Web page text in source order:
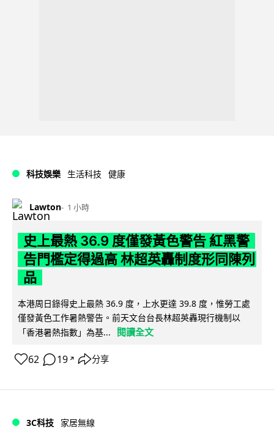
科技娛樂 生活科技 健康
Lawton 1 小時
史上最熱 36.9 度僅發黃色警告 紅黑警
告門檻定得過高 林超英轟制度形同陳列
品
本港周日錄得史上最熱 36.9 度，上水更達 39.8 度，惟勞工處
僅發黃色工作暑熱警告。前天文台台長林超英轟現行機制以
「香港暑熱指數」為基...
閱讀全文
62 19 ↗ 分享
3C科技 家居無線